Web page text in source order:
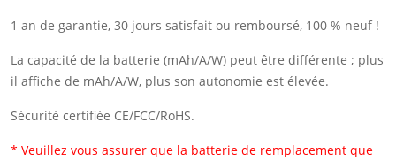
1 an de garantie, 30 jours satisfait ou remboursé, 100 % neuf !
La capacité de la batterie (mAh/A/W) peut être différente ; plus
il affiche de mAh/A/W, plus son autonomie est élevée.
Sécurité certifiée CE/FCC/RoHS.
* Veuillez vous assurer que la batterie de remplacement que